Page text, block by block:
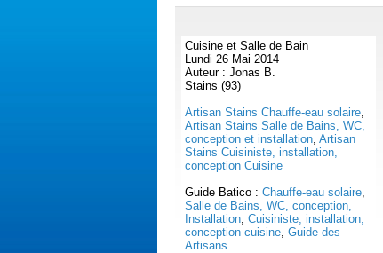
Cuisine et Salle de Bain
Lundi 26 Mai 2014
Auteur : Jonas B.
Stains (93)
Artisan Stains Chauffe-eau solaire,
Artisan Stains Salle de Bains, WC,
conception et installation, Artisan
Stains Cuisiniste, installation,
conception Cuisine
Guide Batico : Chauffe-eau solaire,
Salle de Bains, WC, conception,
Installation, Cuisiniste, installation,
conception cuisine, Guide des
Artisans